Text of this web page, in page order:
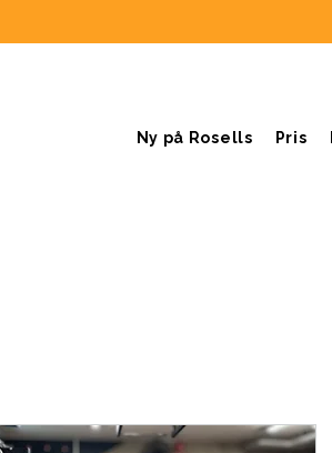
Ny på Rosells Pris